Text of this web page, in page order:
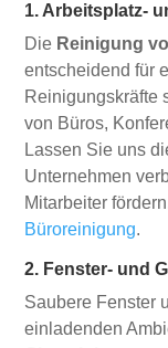
1. Arbeitsplatz-
Die Reinigung
entscheidend für
Reinigungskräfte
von Büros,
Lassen Sie uns
Unternehmen
Mitarbeiter
Büroreinigung.
2. Fenster- und
Saubere Fenster
einladenden